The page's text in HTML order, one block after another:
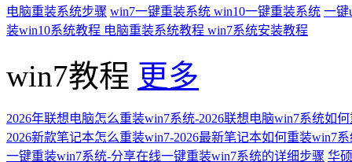
电脑重装系统步骤 win7一键重装系统 win10一键重装系统 一键
装win10系统教程 电脑重装系统教程 win7系统安装教程
win7教程 更多
2026年联想电脑怎么重装win7系统-2026联想电脑win7系统如
2026新款笔记本怎么重装win7-2026最新笔记本如何重装win7
一键重装win7系统-分享在线一键重装win7系统的详细步骤 华